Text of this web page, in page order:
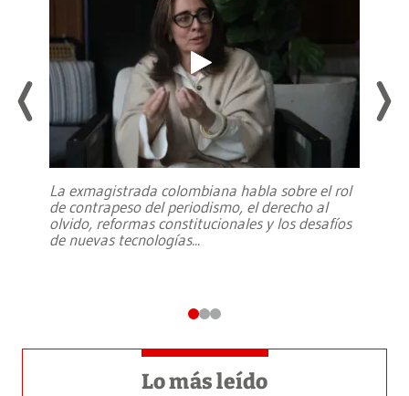
La exmagistrada colombiana habla sobre el rol
de contrapeso del periodismo, el derecho al
olvido, reformas constitucionales y los desafíos
de nuevas tecnologías...
Lo más leído